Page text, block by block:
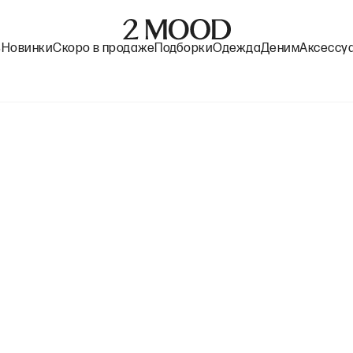
НовинкиСкоро в продаже ПодборкиОдеждаДеним